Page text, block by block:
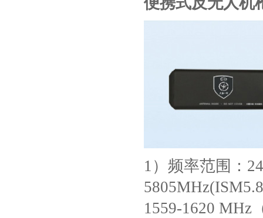
1）频率范围：
1559-1620 MHz